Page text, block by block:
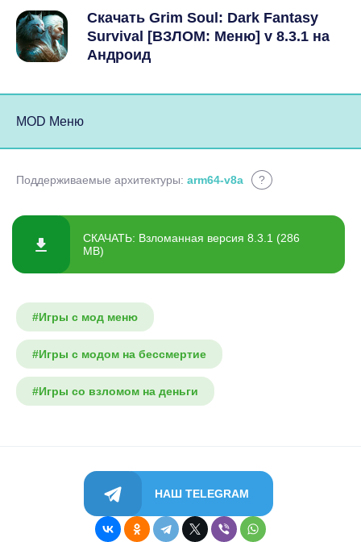
Скачать Grim Soul: Dark Fantasy
Survival [ВЗЛОМ: Меню] v 8.3.1 на
Андроид
MOD Меню
Поддерживаемые архитектуры: arm64-v8a ?
СКАЧАТЬ: Взломанная версия 8.3.1 (286
MB)
#Игры с мод меню
#Игры с модом на бессмертие
#Игры со взломом на деньги
НАШ TELEGRAM